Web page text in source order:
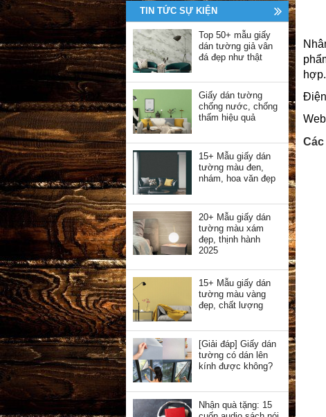
hợp.
TIN TỨC SỰ KIỆN
Top 50+ mẫu giấy
dán tường giả vân
đá đẹp như thật
Giấy dán tường
chống nước, chống
thấm hiệu quả
15+ Mẫu giấy dán
tường màu đen,
nhám, hoa văn đẹp
20+ Mẫu giấy dán
tường màu xám
đẹp, thịnh hành
2025
15+ Mẫu giấy dán
tường màu vàng
đẹp, chất lượng
[Giải đáp] Giấy dán
tường có dán lên
kính được không?
Nhận quà tặng: 15